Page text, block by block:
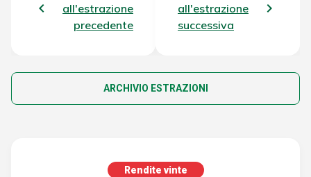
all'estrazione
precedente
all'estrazione
successiva
ARCHIVIO ESTRAZIONI
Rendite vinte